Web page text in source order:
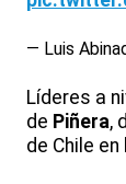
— Luis
Líderes a
de Piñera,
de Chile